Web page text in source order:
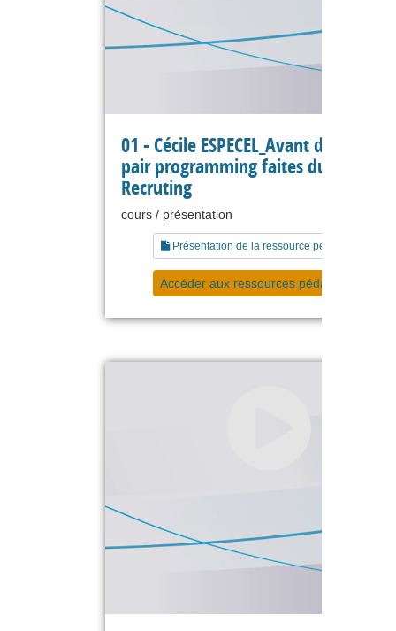
01 - Cécile ESPECEL_Avant de faire du
pair programming faites du pair
Recruting
cours / présentation
Présentation de la ressource pédagogique
Accéder aux ressources pédagogiques